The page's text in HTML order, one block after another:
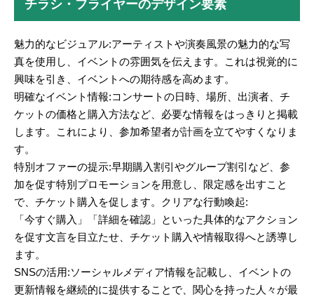
チラシ・フライヤーのデザイン要素
魅力的なビジュアル:アーティストや演奏風景の魅力的な写
真を使用し、イベントの雰囲気を伝えます。これは視覚的に
興味を引き、イベントへの期待感を高めます。
明確なイベント情報:コンサートの日時、場所、出演者、チ
ケットの価格と購入方法など、必要な情報をはっきりと掲載
します。これにより、参加希望者が計画を立てやすくなりま
す。
特別オファーの提示:早期購入割引やグループ割引など、参
加を促す特別プロモーションを用意し、限定感を出すこと
で、チケット購入を促します。クリアな行動喚起:
「今すぐ購入」「詳細を確認」といった具体的なアクション
を促す文言を目立たせ、チケット購入や情報取得へと誘導し
ます。
SNSの活用:ソーシャルメディア情報を記載し、イベントの
更新情報を継続的に提供することで、関心を持った人々が最